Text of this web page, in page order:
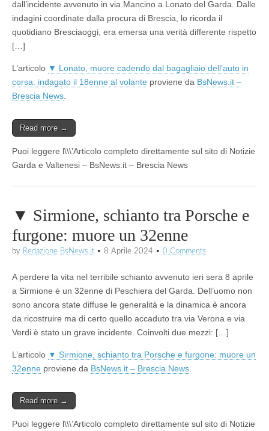
dall’incidente avvenuto in via Mancino a Lonato del Garda. Dalle
indagini coordinate dalla procura di Brescia, lo ricorda il
quotidiano Bresciaoggi, era emersa una verità differente rispetto
[…]
L’articolo ▼ Lonato, muore cadendo dal bagagliaio dell’auto in
corsa: indagato il 18enne al volante proviene da BsNews.it –
Brescia News
Read more →
Puoi leggere l\\\’Articolo completo direttamente sul sito di Notizie
Garda e Valtenesi – BsNews.it – Brescia News
▼ Sirmione, schianto tra Porsche e
furgone: muore un 32enne
by Redazione BsNews.it • 8 Aprile 2024 • 0 Comments
A perdere la vita nel terribile schianto avvenuto ieri sera 8 aprile
a Sirmione è un 32enne di Peschiera del Garda. Dell’uomo non
sono ancora state diffuse le generalità e la dinamica è ancora
da ricostruire ma di certo quello accaduto tra via Verona e via
Verdi è stato un grave incidente. Coinvolti due mezzi: […]
L’articolo ▼ Sirmione, schianto tra Porsche e furgone: muore un
32enne proviene da BsNews.it – Brescia News
Read more →
Puoi leggere l\\\’Articolo completo direttamente sul sito di Notizie